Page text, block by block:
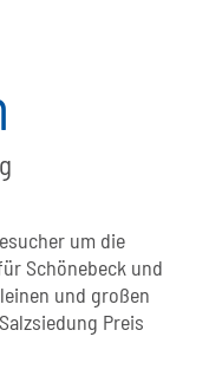
um die
Schönebeck und
und großen
Preis